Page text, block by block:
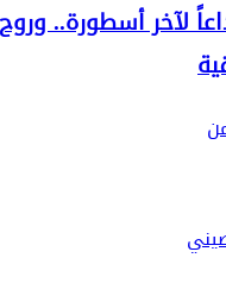
لآخر أسطورة..